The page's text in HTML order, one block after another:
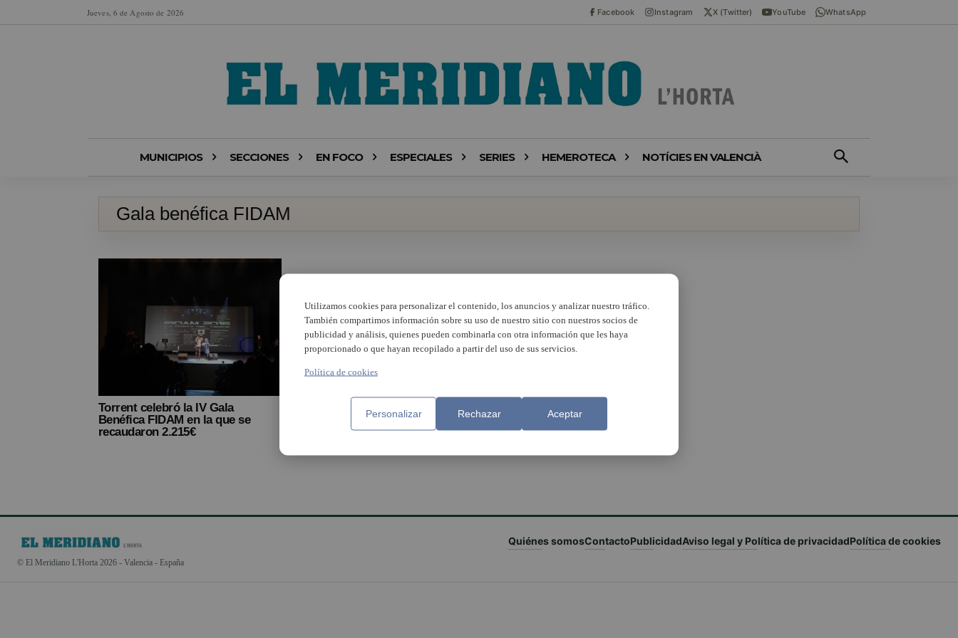
Jueves, 6 de Agosto de 2026 Facebook Instagram X (Twitter) YouTube WhatsApp
MUNICIPIOS SECCIONES EN FOCO ESPECIALES SERIES HEMEROTECA NOTÍCIES EN VALENCIÀ
Gala benéfica FIDAM
Torrent celebró la IV Gala
Benéfica FIDAM en la que se
recaudaron 2.215€
© El Meridiano L'Horta 2026 - Valencia - España
Quiénes somosContactoPublicidadAviso legal y Política de privacidadPolítica de cookies
Utilizamos cookies para personalizar el contenido, los anuncios y analizar nuestro tráfico.
También compartimos información sobre su uso de nuestro sitio con nuestros socios de
publicidad y análisis, quienes pueden combinarla con otra información que les haya
proporcionado o que hayan recopilado a partir del uso de sus servicios.
Política de cookies
Personalizar Rechazar Aceptar